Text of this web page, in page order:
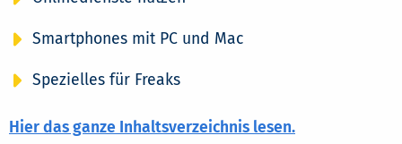
Smartphones mit PC und Mac
Spezielles für Freaks
Hier das ganze Inhaltsverzeichnis lesen.